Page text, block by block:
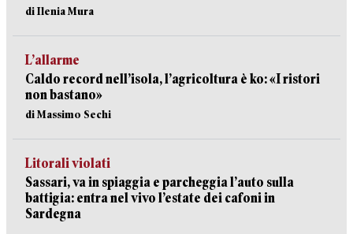
di Ilenia Mura
L’allarme
Caldo record nell’isola, l’agricoltura è ko: «I ristori
non bastano»
di Massimo Sechi
Litorali violati
Sassari, va in spiaggia e parcheggia l’auto sulla
battigia: entra nel vivo l’estate dei cafoni in
Sardegna